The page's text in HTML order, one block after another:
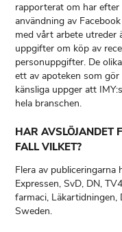
rapporterat om har
användning av
med vårt arbete utreder
uppgifter om köp av
personuppgifter. De
ett av apoteken som
känsliga uppger att
hela branschen.
HAR AVSLÖJANDET
FALL VILKET?
Flera av
Expressen, SvD, DN,
farmaci, Läkartidningen,
Sweden.